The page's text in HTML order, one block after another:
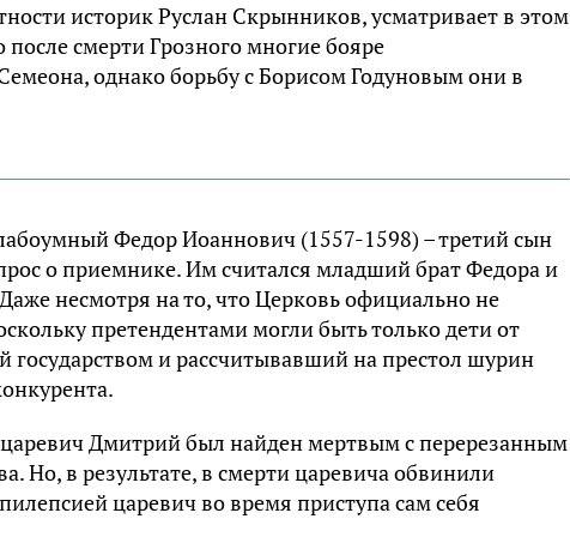
историк Руслан Скрынников, усматривает в этом
смерти Грозного многие бояре
однако борьбу с Борисом Годуновым они в
Федор Иоаннович (1557-1598) – третий сын
о приемнике. Им считался младший брат Федора и
несмотря на то, что Церковь официально не
претендентами могли быть только дети от
государством и рассчитывавший на престол шурин
царевич Дмитрий был найден мертвым с перерезанным
Но, в результате, в смерти царевича обвинили
царевич во время приступа сам себя